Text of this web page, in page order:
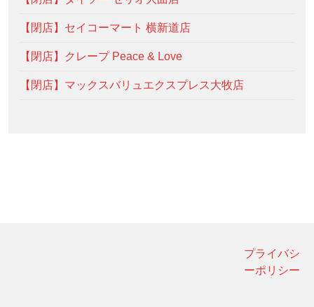
【閉店】セイコーマート 横新道店
【閉店】クレープ Peace & Love
【閉店】マックスバリュエクスプレス大牧店
プライバシ
ーポリシー